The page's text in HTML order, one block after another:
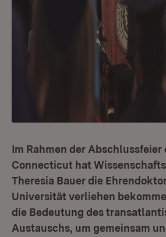
Im Rahmen der
Connecticut hat
Theresia Bauer die
Universität verliehen
die Bedeutung des
Austauschs, um gemeinsam